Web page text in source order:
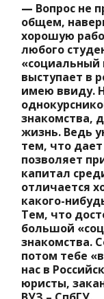
— Вопрос не
общем,
хорошую
любого
«социальный
выступает в
имею ввиду.
знакомства,
жизнь. Ведь
тем, что
позволяет
капитал
отличается
какого-
Тем, что
большой
знакомства.
потом тебе
нас в
юристы,